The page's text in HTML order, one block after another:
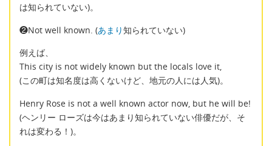
は知られていない)。
❷Not well known. (あまり知られていない)
例えば、
This city is not widely known but the locals love it,
(この町は知名度は高くないけど、地元の人には人気)。
Henry Rose is not a well known actor now, but he will be!
(ヘンリー ローズは今はあまり知られていない俳優だが、そ
れは変わる！)。